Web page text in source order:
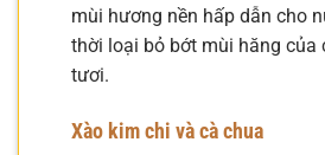
mùi hương nền hấp dẫn cho
thời loại bỏ bớt mùi hăng của
tươi.
Xào kim chi và cà chua